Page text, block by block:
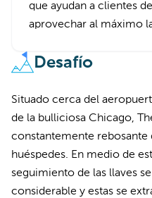
que ayudan a clientes
aprovechar al máximo
Desafío
Situado cerca del
de la bulliciosa Chicago,
constantemente rebosante
huéspedes. En medio de
seguimiento de las llaves
considerable y estas se